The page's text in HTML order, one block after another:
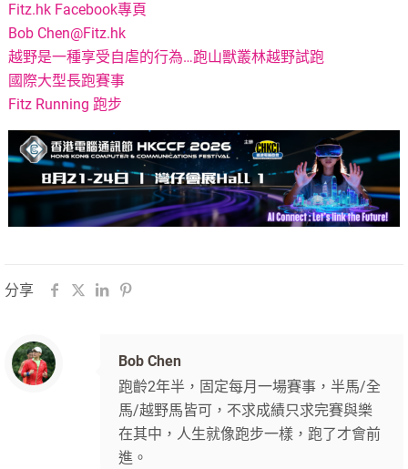
Fitz.hk Facebook專頁
Bob Chen@Fitz.hk
越野是一種享受自虐的行為…跑山獸叢林越野試跑
國際大型長跑賽事
Fitz Running 跑步
分享
Bob Chen
跑齡2年半，固定每月一場賽事，半馬/全
馬/越野馬皆可，不求成績只求完賽與樂
在其中，人生就像跑步一樣，跑了才會前
進。